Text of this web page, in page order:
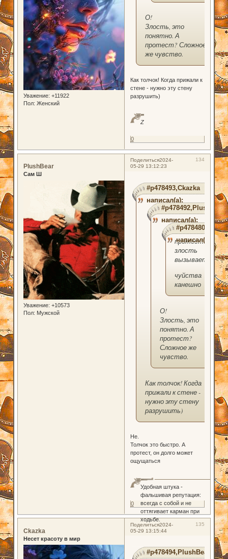
Уважение: +11922
Пол: Женский
О!
Злость, это
понятно. А
протест? Сложное
же чувство.
Как толчок! Когда прижали к
стене - нужно эту стену
разрушить)
Z
0
Поделиться 134
2024-
05-29 13:12:23
PlushBear
Сам Ш
Уважение: +10573
Пол: Мужской
#p478493,Ckazka
написал(а):
#p478492,PlushBear
написал(а):
написал(а):
протест и
злость
вызывает
чуйства
канешно
О!
Злость, это
понятно. А
протест?
Сложное же
чувство.
Как толчок! Когда
прижали к стене -
нужно эту стену
разрушить)
Не.
Толчок это быстро. А
протест, он долго может
ощущаться
Удобная штука -
фальшивая репутация:
всегда с собой и не
оттягивает карман при
ходьбе.
0
Поделиться 135
2024-
05-29 13:15:44
Ckazka
Несет красоту в мир
#p478494,PlushBear